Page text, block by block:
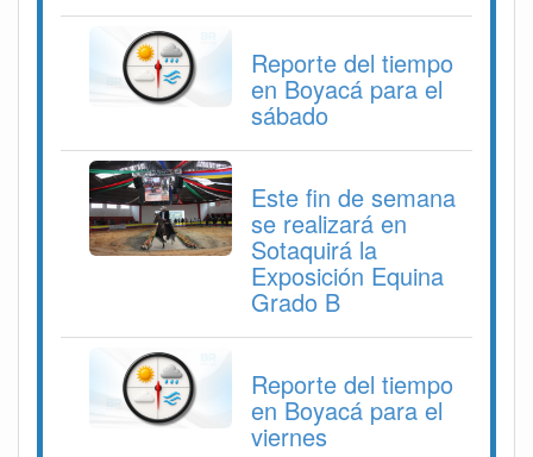
Reporte del tiempo
en Boyacá para el
sábado
Este fin de semana
se realizará en
Sotaquirá la
Exposición Equina
Grado B
Reporte del tiempo
en Boyacá para el
viernes